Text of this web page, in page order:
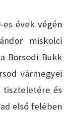
évek végén
miskolci
Borsodi Bükk
vármegyei
tiszteletére és
első felében